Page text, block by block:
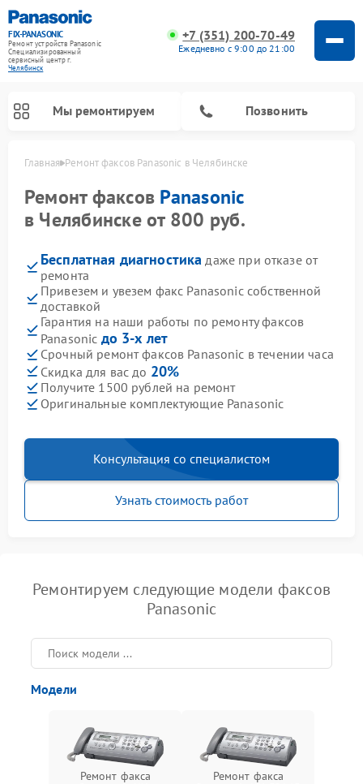
FIX-PANASONIC
Ремонт устройств Panasonic
Специализированный
cервисный центр г.
Челябинск
+7 (351) 200-70-49
Ежедневно с 9:00 до 21:00
Мы ремонтируем Позвонить
Главная Ремонт факсов Panasonic в Челябинске
Ремонт факсов Panasonic
в Челябинске от 800 руб.
Бесплатная диагностика даже при отказе от
ремонта
Привезем и увезем факс Panasonic собственной
доставкой
Гарантия на наши работы по ремонту факсов
Panasonic до 3-х лет
Срочный ремонт факсов Panasonic в течении часа
Скидка для вас до 20%
Получите 1500 рублей на ремонт
Оригинальные комплектующие Panasonic
Консультация со специалистом
Узнать стоимость работ
Ремонтируем следующие модели факсов
Panasonic
Модели
Ремонт факса
Ремонт факса